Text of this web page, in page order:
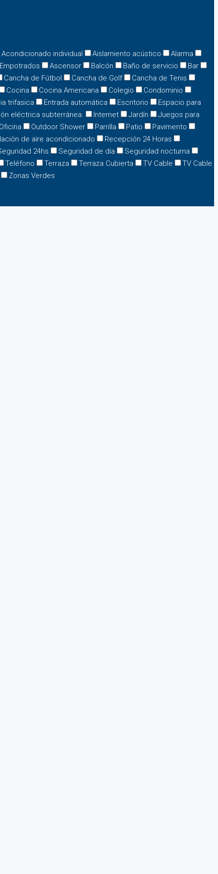
Acondicionado individual Aislamiento acústico
Alarma
Ascensor Balcón Baño de servicio
Bar
Cancha de Fútbol
Cancha de Golf
Cancha de Tenis
Cocina
Cocina Americana Colegio
Condominio
trifasica
Entrada automática Escritorio
Espacio para
eléctrica subterránea.
Internet Jardín
Juegos para
Outdoor Shower Parrilla Patio
Pavimento
de aire acondicionado
Recepción 24 Horas
24hs
Seguridad de día
Seguridad nocturna
Teléfono
Terraza Terraza Cubierta TV Cable
TV Cable
Zonas Verdes